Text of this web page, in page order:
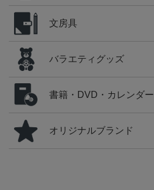
文房具
バラエティグッズ
書籍・DVD・カレンダー
オリジナルブランド